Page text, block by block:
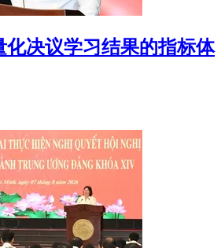
化决议学习结果的指标体